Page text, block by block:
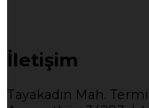
İletişim
Tayakadın Mah.